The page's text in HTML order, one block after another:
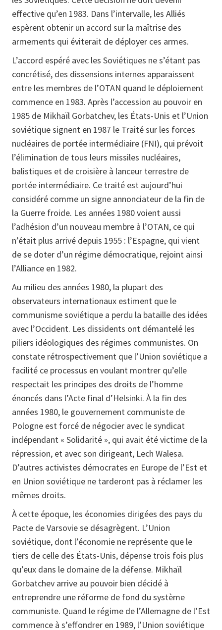
effective qu’en 1983. Dans l’intervalle, les Alliés
espèrent obtenir un accord sur la maîtrise des
armements qui éviterait de déployer ces armes.
L’accord espéré avec les Soviétiques ne s’étant pas
concrétisé, des dissensions internes apparaissent
entre les membres de l’OTAN quand le déploiement
commence en 1983. Après l’accession au pouvoir en
1985 de Mikhaïl Gorbatchev, les États-Unis et l’Union
soviétique signent en 1987 le Traité sur les forces
nucléaires de portée intermédiaire (FNI), qui prévoit
l’élimination de tous leurs missiles nucléaires,
balistiques et de croisière à lanceur terrestre de
portée intermédiaire. Ce traité est aujourd’hui
considéré comme un signe annonciateur de la fin de
la Guerre froide. Les années 1980 voient aussi
l’adhésion d’un nouveau membre à l’OTAN, ce qui
n’était plus arrivé depuis 1955 : l’Espagne, qui vient
de se doter d’un régime démocratique, rejoint ainsi
l’Alliance en 1982.
Au milieu des années 1980, la plupart des
observateurs internationaux estiment que le
communisme soviétique a perdu la bataille des idées
avec l’Occident. Les dissidents ont démantelé les
piliers idéologiques des régimes communistes. On
constate rétrospectivement que l’Union soviétique a
facilité ce processus en voulant montrer qu’elle
respectait les principes des droits de l’homme
énoncés dans l’Acte final d’Helsinki. À la fin des
années 1980, le gouvernement communiste de
Pologne est forcé de négocier avec le syndicat
indépendant « Solidarité », qui avait été victime de la
répression, et avec son dirigeant, Lech Walesa.
D’autres activistes démocrates en Europe de l’Est et
en Union soviétique ne tarderont pas à réclamer les
mêmes droits.
À cette époque, les économies dirigées des pays du
Pacte de Varsovie se désagrègent. L’Union
soviétique, dont l’économie ne représente que le
tiers de celle des États-Unis, dépense trois fois plus
qu’eux dans le domaine de la défense. Mikhaïl
Gorbatchev arrive au pouvoir bien décidé à
entreprendre une réforme de fond du système
communiste. Quand le régime de l’Allemagne de l’Est
commence à s’effondrer en 1989, l’Union soviétique